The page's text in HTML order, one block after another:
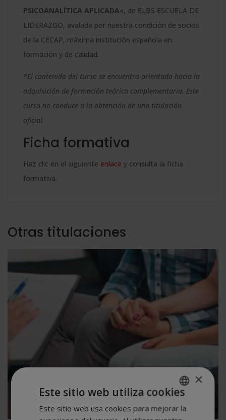
PSICOANALÍTICA APLICADA«, de ELBS ESCUELA DE
LIDERAZGO, avalada por nuestra condición de socios
de la CECAP, máxima institución española en
formación y de calidad.
*El contenido del curso se encuentra orientado hacia la
adquisición de formación teórica complementaria. Este
curso no conduce a la obtención de una titulación
oficial.
Ficha formativa
Haz clic en el siguiente enlace y consulta la ficha
formativa.
Otras titulaciones
SPANISH
×
Este sitio web utiliza cookies
Este sitio web usa cookies para mejorar la